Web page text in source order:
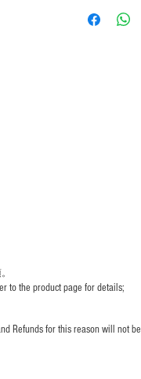
to the product page for details;
Refunds for this reason will not be